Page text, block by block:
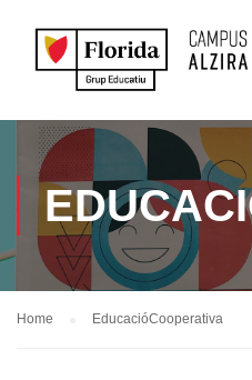
Home EducacióCooperativa